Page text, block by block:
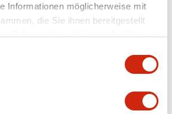
Informationen möglicherweise mit
die Sie ihnen bereitgestellt
Rahmen Ihrer Nutzung der Dienste
Alle erweitern